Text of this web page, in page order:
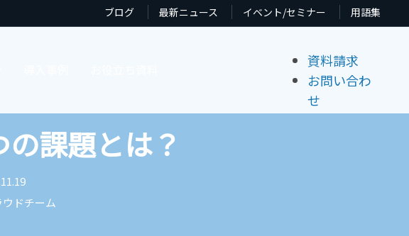
ブログ 最新ニュース イベント/セミナー 用語集
資料請求
お問い合わ
せ
課題とは？
ドチーム